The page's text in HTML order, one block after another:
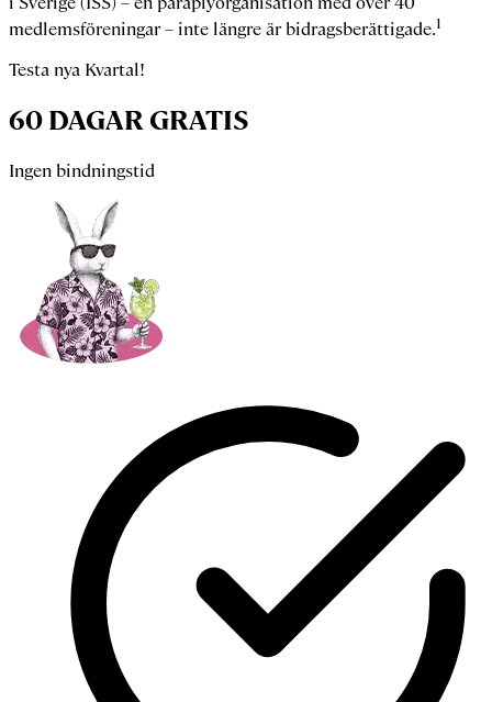
medlemsföreningar – inte längre är bidragsberättigade.1
Testa nya Kvartal!
60 DAGAR GRATIS
Ingen bindningstid